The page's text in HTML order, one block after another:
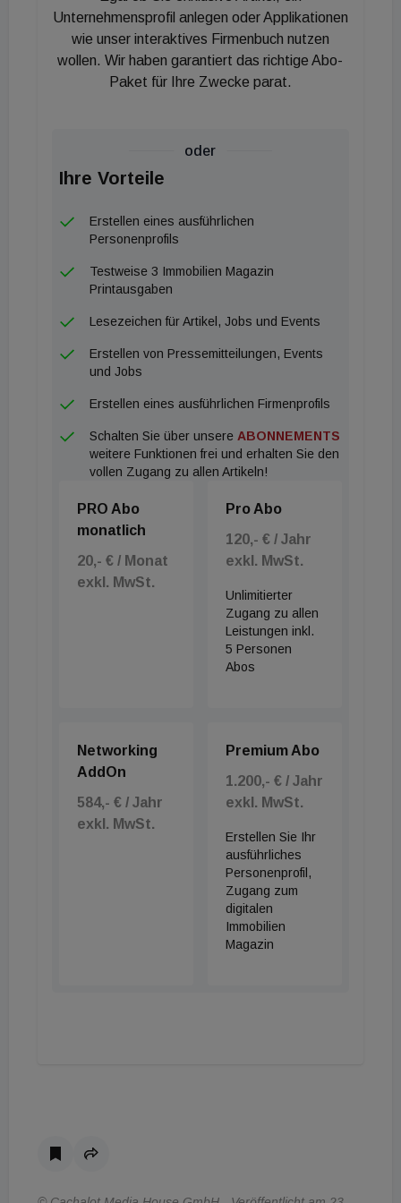
damit stieg im zweiten Halbjahr um vier Prozent auf
1,9 Billionen Dollar. Gemeint sind damit Waren, die
weniger Ressourcen verbrauchen oder weniger
Umweltverschmutzung verursachen sollen als
Plastik (plus 20 Prozent) und Windturbinen (plus 10
Unternehmensprofil anlegen oder Applikationen
wie unser interaktives Firmenbuch nutzen
wollen. Wir haben garantiert das richtige Abo-
Paket für Ihre Zwecke parat.
oder
Ihre Vorteile
Erstellen eines ausführlichen
Personenprofils
Testweise 3 Immobilien Magazin
Printausgaben
Lesezeichen für Artikel, Jobs und Events
Erstellen von Pressemitteilungen, Events
und Jobs
Erstellen eines ausführlichen Firmenprofils
Schalten Sie über unsere ABONNEMENTS
weitere Funktionen frei und erhalten Sie den
vollen Zugang zu allen Artikeln!
PRO Abo
monatlich
20,- € / Monat
exkl. MwSt.
Pro Abo
120,- € / Jahr
exkl. MwSt.
Unlimitierter
Zugang zu allen
Leistungen inkl.
5 Personen
Abos
Networking
AddOn
584,- € / Jahr
exkl. MwSt.
Premium Abo
1.200,- € / Jahr
exkl. MwSt.
Erstellen Sie Ihr
ausführliches
Personenprofil,
Zugang zum
digitalen
Immobilien
Magazin